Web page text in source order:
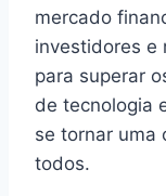
mercado
investidores e
para superar
de tecnologia
se tornar uma
todos.